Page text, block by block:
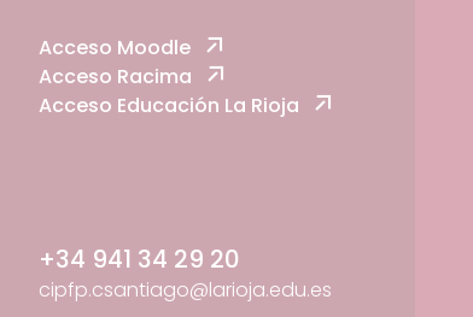
Acceso Moodle
Acceso Racima
Acceso Educación La Rioja
+34 941 34 29 20
cipfp.csantiago@larioja.edu.es